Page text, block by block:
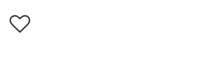
Lägg till i favoriter